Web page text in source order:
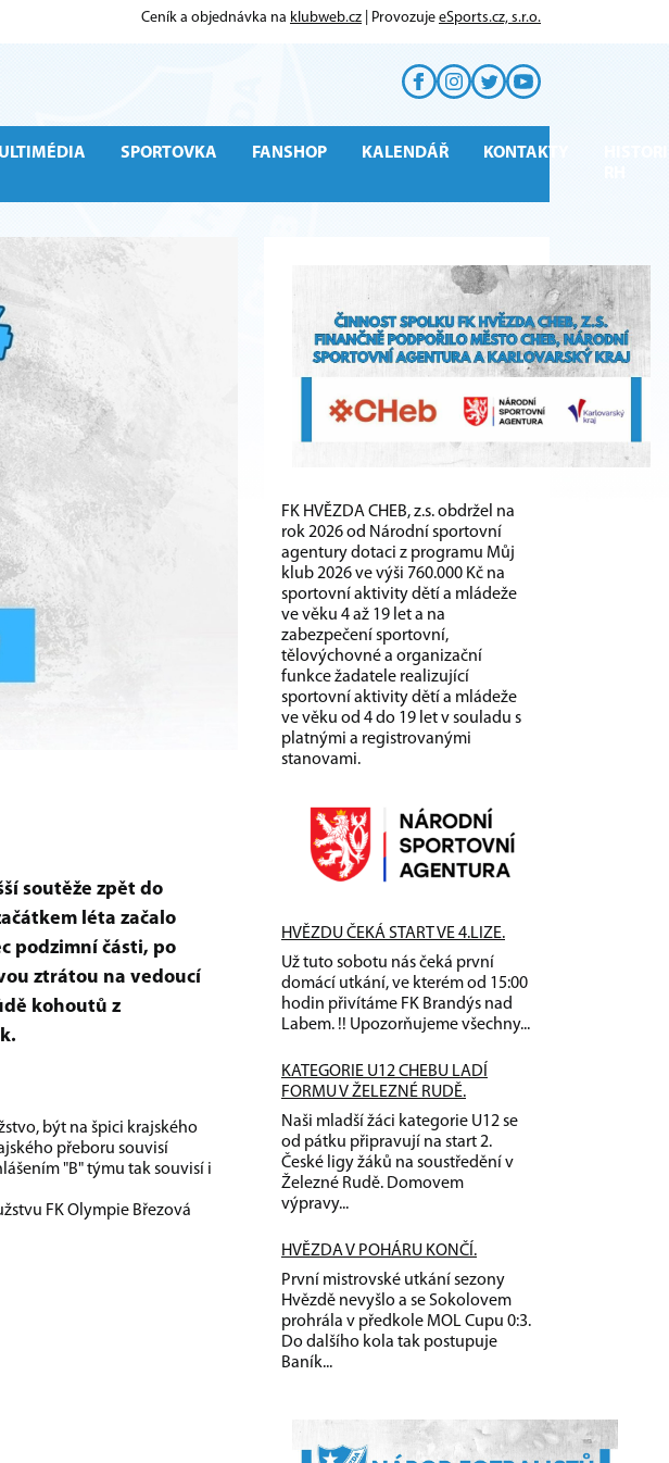
Ceník a objednávka na klubweb.cz | Provozuje eSports.cz, s.r.o.
SPORTOVKA FANSHOP KALENDÁŘ KONTAKTY
soutěže zpět do
léta začalo
podzimní části, po
ztrátou na vedoucí
kohoutů z
být na špici krajského
přeboru souvisí
"B" týmu tak souvisí i
FK Olympie Březová
FK HVĚZDA CHEB, z.s. obdržel na
rok 2026 od Národní sportovní
agentury dotaci z programu Můj
klub 2026 ve výši 760.000 Kč na
sportovní aktivity dětí a mládeže
ve věku 4 až 19 let a na
zabezpečení sportovní,
tělovýchovné a organizační
funkce žadatele realizující
sportovní aktivity dětí a mládeže
ve věku od 4 do 19 let v souladu s
platnými a registrovanými
stanovami.
HVĚZDU ČEKÁ START VE 4.LIZE.
Už tuto sobotu nás čeká první
domácí utkání, ve kterém od 15:00
hodin přivítáme FK Brandýs nad
Labem. !! Upozorňujeme všechny...
KATEGORIE U12 CHEBU LADÍ
FORMU V ŽELEZNÉ RUDĚ.
Naši mladší žáci kategorie U12 se
od pátku připravují na start 2.
České ligy žáků na soustředění v
Železné Rudě. Domovem
výpravy...
HVĚZDA V POHÁRU KONČÍ.
První mistrovské utkání sezony
Hvězdě nevyšlo a se Sokolovem
prohrála v předkole MOL Cupu 0:3.
Do dalšího kola tak postupuje
Baník...